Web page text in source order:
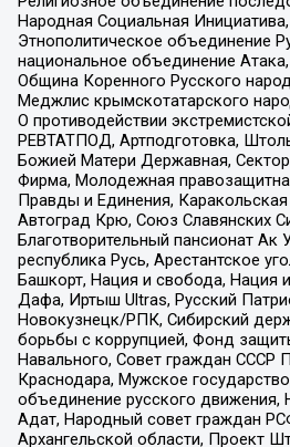
Народная Социальная Инициатива,
Этнополитическое объединение
национальное объединение
Община Коренного Русского
Меджлис крымскотатарского
О противодействии
РЕВТАТПОД, Артподготовка,
Божией Матери Державная,
Фирма, Молодежная
Правды и Единения, Каракольская
Автоград Крю, Союз Славянских
Благотворительный пансионат Ак
республика Русь, Арестантское
Башкорт, Нация и свобода, Нация
Дафа, Иртыш Ultras, Русский
Новокузнецк/РПК, Сибирский
борьбы с коррупцией, Фонд
Навального, Совет граждан СССР
Краснодара, Мужское
объединение русского движения,
Адат, Народный совет граждан
Архангельской области, Проект